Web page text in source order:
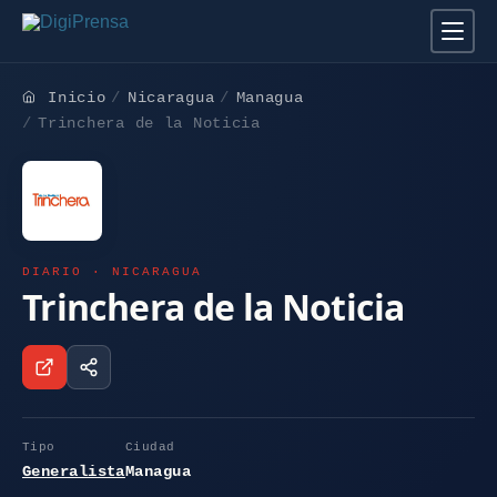
Inicio Nicaragua
Managua
Trinchera de la Noticia
DIARIO · NICARAGUA
Trinchera de la Noticia
Tipo
Generalista
Ciudad
Managua